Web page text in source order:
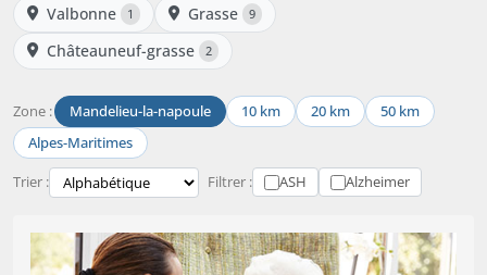
Valbonne 1 Grasse 9
Châteauneuf-grasse 2
Zone : Mandelieu-la-napoule 10 km 20 km
50 km
Alpes-Maritimes
Trier : Filtrer : ASH Alzheimer